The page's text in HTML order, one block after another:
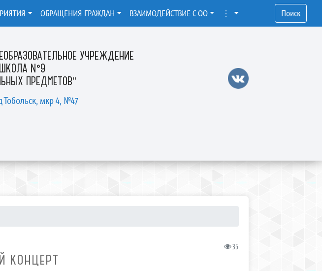
УЧРЕЖДЕНИЕ
ШКОЛА №9
ПРЕДМЕТОВ"
Тобольск, мкр 4, №47
ОБРАЩЕНИЯ ГРАЖДАН ВЗАИМОДЕЙСТВИЕ С ОО ⋮ Поиск
35
КОНЦЕРТ